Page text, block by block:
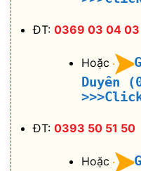
ĐT: 0369 03 04 03
Hoặc
Duyên
ĐT: 0393 50 51 50
Hoặc